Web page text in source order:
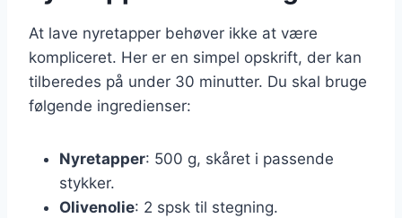
At lave nyretapper behøver ikke at være
kompliceret. Her er en simpel opskrift, der kan
tilberedes på under 30 minutter. Du skal bruge
følgende ingredienser:
Nyretapper: 500 g, skåret i passende
stykker.
Olivenolie: 2 spsk til stegning.